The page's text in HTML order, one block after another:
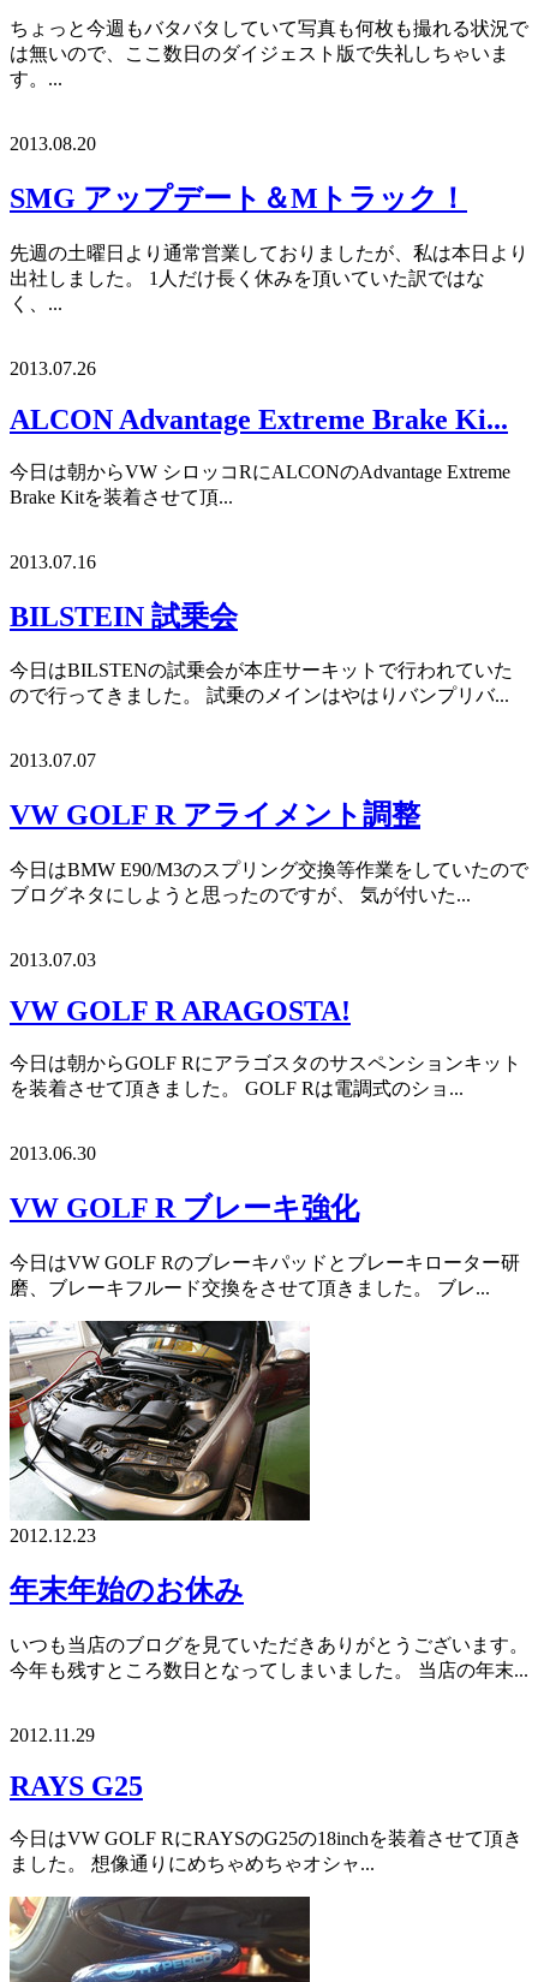
ちょっと今週もバタバタしていて写真も何枚も撮れる状況で
は無いので、ここ数日のダイジェスト版で失礼しちゃいま
す。...
2013.08.20
SMG アップデート＆Mトラック！
先週の土曜日より通常営業しておりましたが、私は本日より
出社しました。 1人だけ長く休みを頂いていた訳ではな
く、...
2013.07.26
ALCON Advantage Extreme Brake Ki...
今日は朝からVW シロッコRにALCONのAdvantage Extreme
Brake Kitを装着させて頂...
2013.07.16
BILSTEIN 試乗会
今日はBILSTENの試乗会が本庄サーキットで行われていた
ので行ってきました。 試乗のメインはやはりバンプリバ...
2013.07.07
VW GOLF R アライメント調整
今日はBMW E90/M3のスプリング交換等作業をしていたので
ブログネタにしようと思ったのですが、 気が付いた...
2013.07.03
VW GOLF R ARAGOSTA!
今日は朝からGOLF Rにアラゴスタのサスペンションキット
を装着させて頂きました。 GOLF Rは電調式のショ...
2013.06.30
VW GOLF R ブレーキ強化
今日はVW GOLF Rのブレーキパッドとブレーキローター研
磨、ブレーキフルード交換をさせて頂きました。 ブレ...
2012.12.23
年末年始のお休み
いつも当店のブログを見ていただきありがとうございます。
今年も残すところ数日となってしまいました。 当店の年末...
2012.11.29
RAYS G25
今日はVW GOLF RにRAYSのG25の18inchを装着させて頂き
ました。 想像通りにめちゃめちゃオシャ...